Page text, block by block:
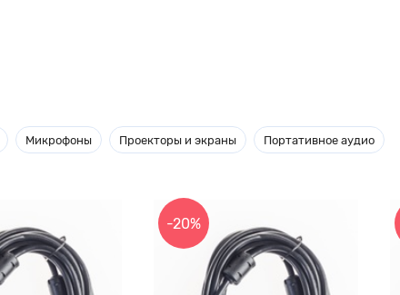
Микрофоны Проекторы и экраны Портативное аудио
-20%